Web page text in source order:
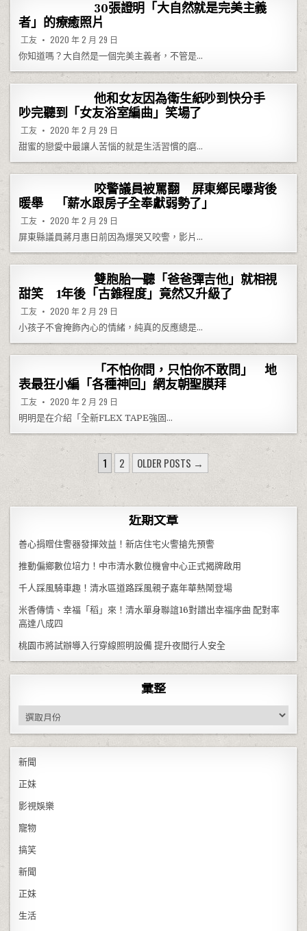
30張證明「大自然就是完美主義
者」的療癒照片
工友 2020 年 2 月 29 日
你知道嗎？大自然是一個完美主義者，不管是…
他和女友因為衛生紙吵到快分手
吵完聽到「女友浴室編曲」笑場了
工友 2020 年 2 月 29 日
甜蜜的戀愛中最讓人苦惱的就是生活習慣的磨…
咬警議員被罵翻 屏東鄉民曝背後
暖舉 「薪水跟房子全奉獻弱勢了」
工友 2020 年 2 月 29 日
屏東縣議員蔣月惠日前因為爆哭又咬警，影片…
雙胞胎一聽「爸爸彈吉他」就相視
甜笑 1年後「古錐程度」竟然又升級了
工友 2020 年 2 月 29 日
小孩子不會掩飾內心的情緒，純真的反應總是…
「不怕你問，只怕你不敢問」 地
表最狂小編「各種神回」網友朝聖膜拜
工友 2020 年 2 月 29 日
明明是在介紹「全新FLEX TAPE強固…
文章分頁 1 2 OLDER POSTS →
近期文章
善心捐贈住警器發揮效益！新店住宅火警搶先預警
推動偏鄉數位培力！中市清水數位機會中心正式揭牌啟用
千人踩風騎車趣！清水區道路踩風親子嘉年華熱鬧登場
米香傳情、幸福「稻」來！清水單身聯誼16對譜出幸福序曲 配對率
高達八成四
桃園市將試辦導入行穿線照明設備 提升夜間行人安全
彙整
彙整
新聞
正妹
影視娛樂
寵物
搞笑
新聞
正妹
生活